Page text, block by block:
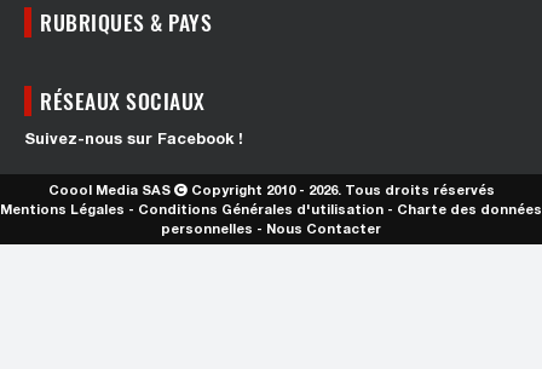
RUBRIQUES & PAYS
RÉSEAUX SOCIAUX
Suivez-nous sur Facebook !
Coool Media SAS
Copyright 2010 - 2026. Tous droits réservés
Mentions Légales - Conditions Générales d'utilisation - Charte des données
personnelles - Nous Contacter